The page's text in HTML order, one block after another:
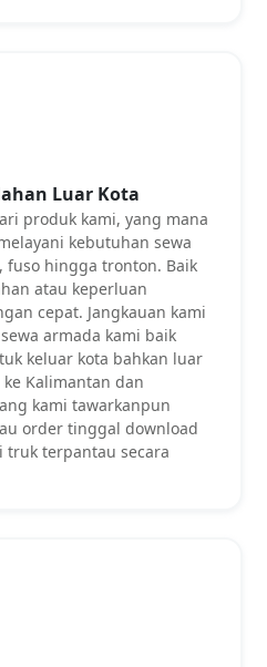
Luar Kota
produk kami, yang mana
kebutuhan sewa
fuso hingga tronton. Baik
atau keperluan
cepat. Jangkauan kami
armada kami baik
keluar kota bahkan luar
Kalimantan dan
kami tawarkanpun
order tinggal download
truk terpantau secara